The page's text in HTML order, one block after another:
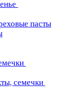
пасты
семечки